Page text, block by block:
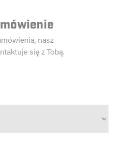
nasz
się z Tobą.